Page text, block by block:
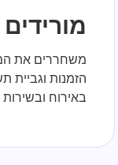
משחררים את
הזמנות
באירוח ובשירות